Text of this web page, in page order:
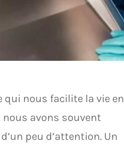
qui nous facilite la vie en
nous avons souvent
peu d’attention. Un